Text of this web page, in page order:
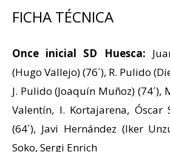
FICHA TÉCNICA
Once inicial SD Huesca:
(Hugo Vallejo) (76´), R. Pulido
J. Pulido (Joaquín Muñoz) (74´),
Valentín, I. Kortajarena, Óscar
(64´), Javi Hernández (Iker
Soko, Sergi Enrich